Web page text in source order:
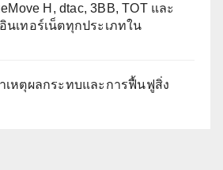
H, dtac, 3BB, TOT และ
นเทอร์เน็ตทุกประเภทใน
เหตุผลกระทบและการฟื้นฟูสิ่ง